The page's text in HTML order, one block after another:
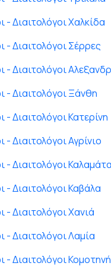
- Διαιτολόγοι Χαλκίδα
- Διαιτολόγοι Σέρρες
- Διαιτολόγοι
- Διαιτολόγοι Ξάνθη
Διαιτολόγοι Κατερίνη
Διαιτολόγοι Αγρίνιο
- Διαιτολόγοι Καλαμάτα
- Διαιτολόγοι Καβάλα
- Διαιτολόγοι Χανιά
- Διαιτολόγοι Λαμία
- Διαιτολόγοι Κομοτηνή